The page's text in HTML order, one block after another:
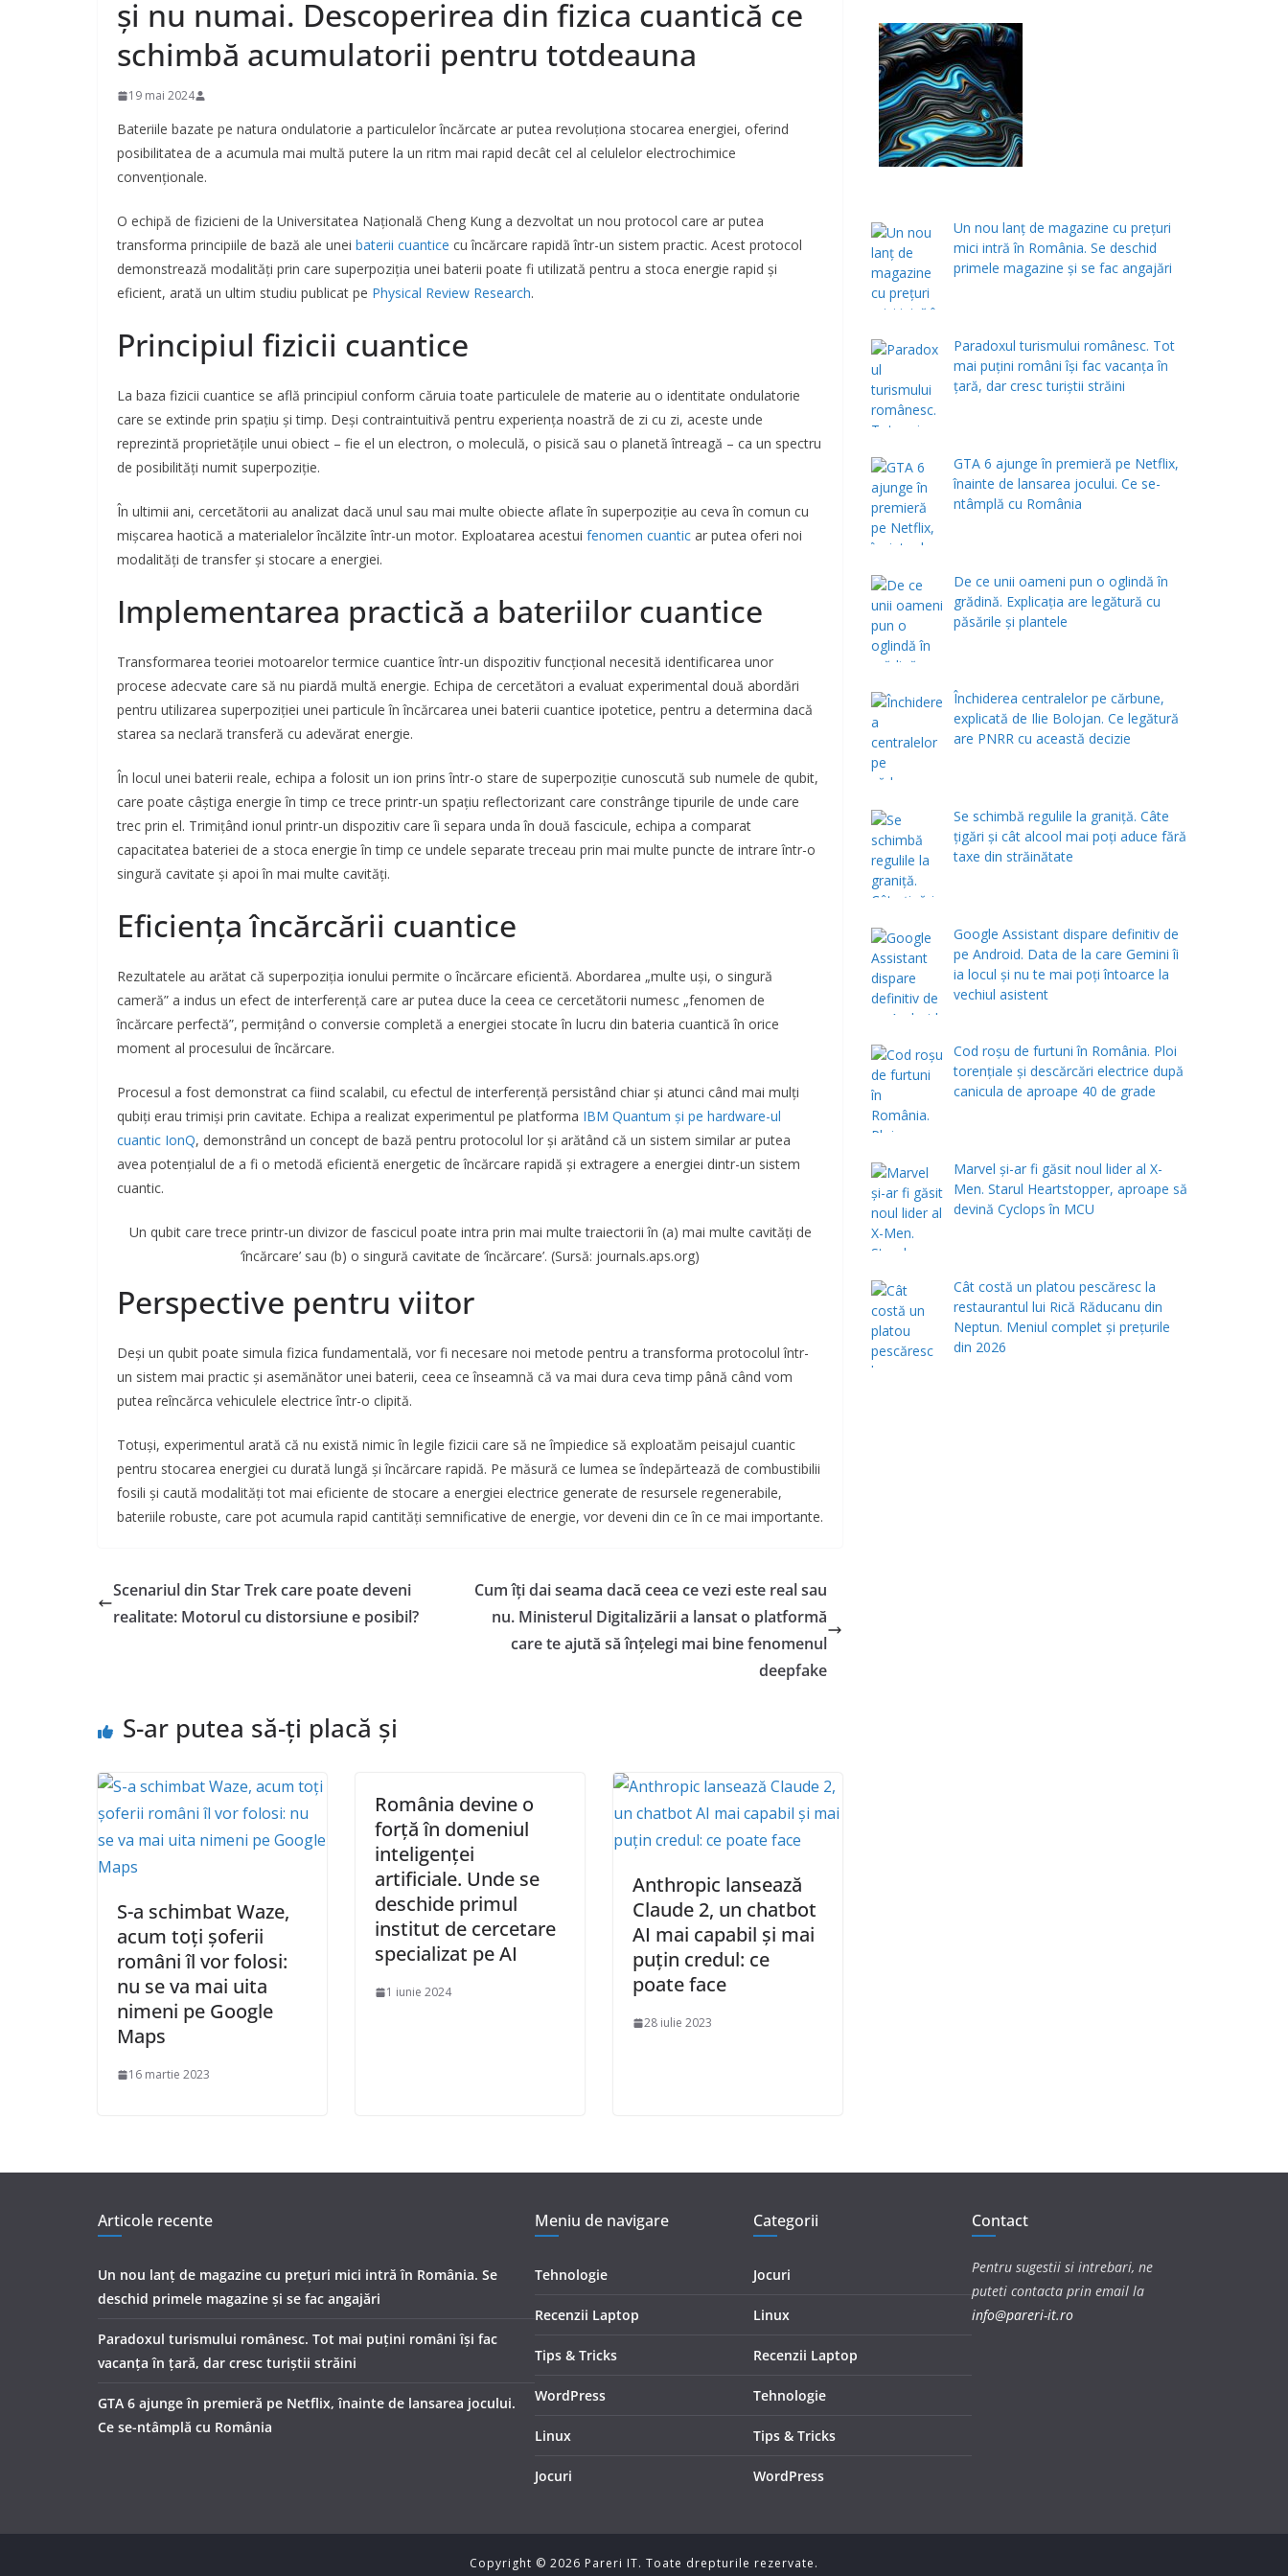
și nu numai. Descoperirea din fizica cuantică ce
schimbă acumulatorii pentru totdeauna
19 mai 2024
Bateriile bazate pe natura ondulatorie a particulelor încărcate ar putea revoluționa stocarea energiei, oferind
posibilitatea de a acumula mai multă putere la un ritm mai rapid decât cel al celulelor electrochimice
convenționale.
O echipă de fizicieni de la Universitatea Națională Cheng Kung a dezvoltat un nou protocol care ar putea
transforma principiile de bază ale unei baterii cuantice cu încărcare rapidă într-un sistem practic. Acest protocol
demonstrează modalități prin care superpoziția unei baterii poate fi utilizată pentru a stoca energie rapid și
eficient, arată un ultim studiu publicat pe Physical Review Research.
Principiul fizicii cuantice
La baza fizicii cuantice se află principiul conform căruia toate particulele de materie au o identitate ondulatorie
care se extinde prin spațiu și timp. Deși contraintuitivă pentru experiența noastră de zi cu zi, aceste unde
reprezintă proprietățile unui obiect – fie el un electron, o moleculă, o pisică sau o planetă întreagă – ca un spectru
de posibilități numit superpoziție.
În ultimii ani, cercetătorii au analizat dacă unul sau mai multe obiecte aflate în superpoziție au ceva în comun cu
mișcarea haotică a materialelor încălzite într-un motor. Exploatarea acestui fenomen cuantic ar putea oferi noi
modalități de transfer și stocare a energiei.
Implementarea practică a bateriilor cuantice
Transformarea teoriei motoarelor termice cuantice într-un dispozitiv funcțional necesită identificarea unor
procese adecvate care să nu piardă multă energie. Echipa de cercetători a evaluat experimental două abordări
pentru utilizarea superpoziției unei particule în încărcarea unei baterii cuantice ipotetice, pentru a determina dacă
starea sa neclară transferă cu adevărat energie.
În locul unei baterii reale, echipa a folosit un ion prins într-o stare de superpoziție cunoscută sub numele de qubit,
care poate câștiga energie în timp ce trece printr-un spațiu reflectorizant care constrânge tipurile de unde care
trec prin el. Trimițând ionul printr-un dispozitiv care îi separa unda în două fascicule, echipa a comparat
capacitatea bateriei de a stoca energie în timp ce undele separate treceau prin mai multe puncte de intrare într-o
singură cavitate și apoi în mai multe cavități.
Eficiența încărcării cuantice
Rezultatele au arătat că superpoziția ionului permite o încărcare eficientă. Abordarea „multe uși, o singură
cameră” a indus un efect de interferență care ar putea duce la ceea ce cercetătorii numesc „fenomen de
încărcare perfectă”, permițând o conversie completă a energiei stocate în lucru din bateria cuantică în orice
moment al procesului de încărcare.
Procesul a fost demonstrat ca fiind scalabil, cu efectul de interferență persistând chiar și atunci când mai mulți
qubiți erau trimiși prin cavitate. Echipa a realizat experimentul pe platforma IBM Quantum și pe hardware-ul
cuantic IonQ, demonstrând un concept de bază pentru protocolul lor și arătând că un sistem similar ar putea
avea potențialul de a fi o metodă eficientă energetic de încărcare rapidă și extragere a energiei dintr-un sistem
cuantic.
Un qubit care trece printr-un divizor de fascicul poate intra prin mai multe traiectorii în (a) mai multe cavități de
‘încărcare’ sau (b) o singură cavitate de ‘încărcare’. (Sursă: journals.aps.org)
Perspective pentru viitor
Deși un qubit poate simula fizica fundamentală, vor fi necesare noi metode pentru a transforma protocolul într-
un sistem mai practic și asemănător unei baterii, ceea ce înseamnă că va mai dura ceva timp până când vom
putea reîncărca vehiculele electrice într-o clipită.
Totuși, experimentul arată că nu există nimic în legile fizicii care să ne împiedice să exploatăm peisajul cuantic
pentru stocarea energiei cu durată lungă și încărcare rapidă. Pe măsură ce lumea se îndepărtează de combustibilii
fosili și caută modalități tot mai eficiente de stocare a energiei electrice generate de resursele regenerabile,
bateriile robuste, care pot acumula rapid cantități semnificative de energie, vor deveni din ce în ce mai importante.
Scenariul din Star Trek care poate deveni
realitate: Motorul cu distorsiune e posibil?
Cum îți dai seama dacă ceea ce vezi este real sau
nu. Ministerul Digitalizării a lansat o platformă
care te ajută să înțelegi mai bine fenomenul
deepfake
S-ar putea să-ți placă și
S-a schimbat Waze,
acum toți șoferii
români îl vor folosi:
nu se va mai uita
nimeni pe Google
Maps
16 martie 2023
România devine o
forță în domeniul
inteligenței
artificiale. Unde se
deschide primul
institut de cercetare
specializat pe AI
1 iunie 2024
Anthropic lansează
Claude 2, un chatbot
AI mai capabil și mai
puțin credul: ce
poate face
28 iulie 2023
Un nou lanț de magazine cu prețuri
mici intră în România. Se deschid
primele magazine și se fac angajări
Paradoxul turismului românesc. Tot
mai puțini români își fac vacanța în
țară, dar cresc turiștii străini
GTA 6 ajunge în premieră pe Netflix,
înainte de lansarea jocului. Ce se-
ntâmplă cu România
De ce unii oameni pun o oglindă în
grădină. Explicația are legătură cu
păsările și plantele
Închiderea centralelor pe cărbune,
explicată de Ilie Bolojan. Ce legătură
are PNRR cu această decizie
Se schimbă regulile la graniță. Câte
țigări și cât alcool mai poți aduce fără
taxe din străinătate
Google Assistant dispare definitiv de
pe Android. Data de la care Gemini îi
ia locul și nu te mai poți întoarce la
vechiul asistent
Cod roșu de furtuni în România. Ploi
torențiale și descărcări electrice după
canicula de aproape 40 de grade
Marvel și-ar fi găsit noul lider al X-
Men. Starul Heartstopper, aproape să
devină Cyclops în MCU
Cât costă un platou pescăresc la
restaurantul lui Rică Răducanu din
Neptun. Meniul complet şi preţurile
din 2026
Articole recente
Un nou lanț de magazine cu prețuri mici intră în România. Se
deschid primele magazine și se fac angajări
Paradoxul turismului românesc. Tot mai puțini români își fac
vacanța în țară, dar cresc turiștii străini
GTA 6 ajunge în premieră pe Netflix, înainte de lansarea jocului.
Ce se-ntâmplă cu România
Meniu de navigare
Tehnologie
Recenzii Laptop
Tips & Tricks
WordPress
Linux
Jocuri
Categorii
Jocuri
Linux
Recenzii Laptop
Tehnologie
Tips & Tricks
WordPress
Contact
Pentru sugestii si intrebari, ne
puteti contacta prin email la
info@pareri-it.ro
Copyright © 2026 Pareri IT. Toate drepturile rezervate.